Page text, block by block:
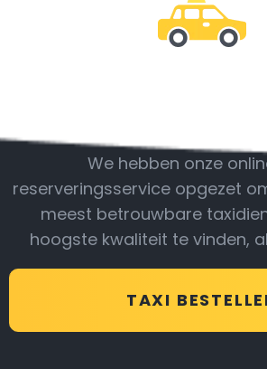
We hebben onze
reserveringsservice opgezet
meest betrouwbare
hoogste kwaliteit te vinden,
TAXI